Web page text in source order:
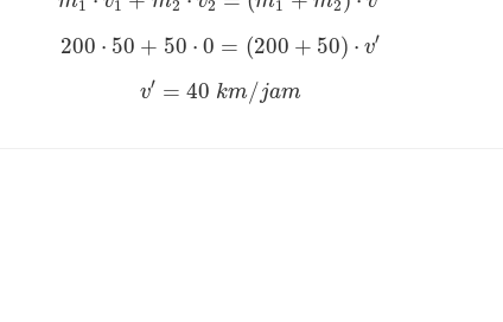
1 1 2 2 1 2
200 ⋅ 50 + 50 ⋅ 0 = (200 + 50) ⋅ v′
200⋅ 50 +50 ⋅0 200+ 50)⋅v′
v′ = 40 km/jam
v 40 km jam